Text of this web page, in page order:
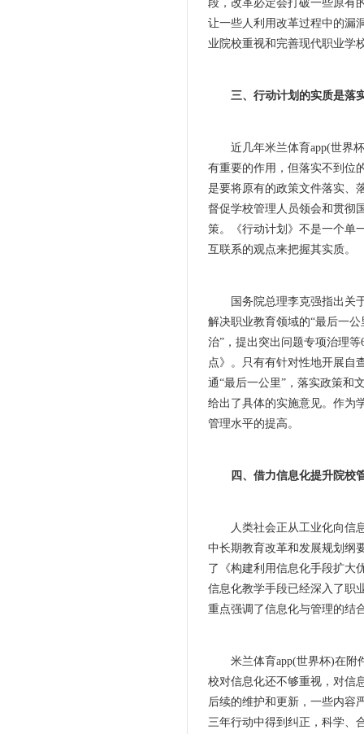
段，改革必定会打破一些原有
让一些人利用改革过程中的漏
业院校重视和完善现代职业学
三、行动计划的实质是落
近几年米兰体育app(世界杯)
有重要的作用，但落实不到位
是要将原有的政策文件落实、
督促学校管理人员领会和贯彻
策。《行动计划》不是一个单
互联系的观点来把握其实质。
国务院总理李克强指出关于
解决职业教育领域的“最后一
治”，提出突出问题专项治理
点》。只有有针对性地开展自
通“最后一公里”，落实政策和
给出了具体的实施意见。作为
管理水平的提高。
四、借力信息化提升院校
人类社会正从工业化向信息
中长期教育改革和发展规划纲
了《构建利用信息化手段扩大
信息化教学手段已经深入了职
重点强调了信息化与管理的结
米兰体育app(世界杯)在附件
校对信息化还不够重视，对信
后续的维护和更新，一些内容
三年行动中得到纠正，科学、